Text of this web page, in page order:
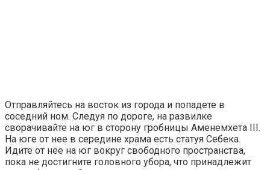
Отправляйтесь на восток из города и попадете в
соседний ном. Следуя по дороге, на развилке
сворачивайте на юг в сторону гробницы Аменемхета III.
На юге от нее в середине храма есть статуя Себека.
Идите от нее на юг вокруг свободного пространства,
пока не достигните головного убора, что принадлежит